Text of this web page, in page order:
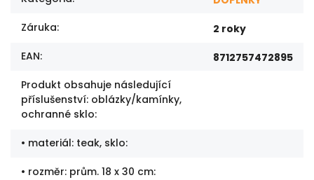
Záruka:
2 roky
EAN:
8712757472895
Produkt obsahuje následující
příslušenství: oblázky/kamínky,
ochranné sklo:
• materiál: teak, sklo:
• rozměr: prům. 18 x 30 cm: